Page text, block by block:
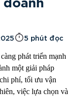
doanh
5 phút đọc
phát triển mạnh
một giải pháp
phí, tối ưu vận
việc lựa chọn và